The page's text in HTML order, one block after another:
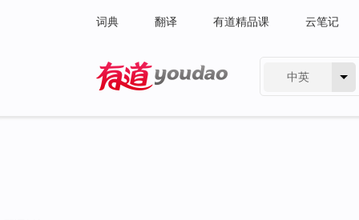
词典 翻译 有道精品课 云笔记
中英